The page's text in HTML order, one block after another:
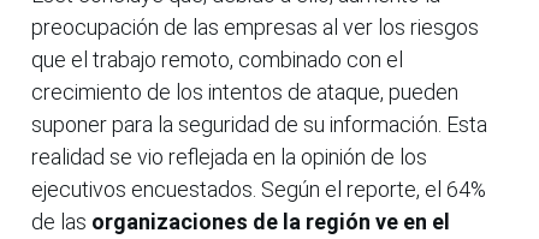
preocupación de las empresas al ver los riesgos
que el trabajo remoto, combinado con el
crecimiento de los intentos de ataque, pueden
suponer para la seguridad de su información. Esta
realidad se vio reflejada en la opinión de los
ejecutivos encuestados. Según el reporte, el 64%
de las organizaciones de la región ve en el